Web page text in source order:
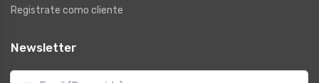
Registrate como cliente
Newsletter